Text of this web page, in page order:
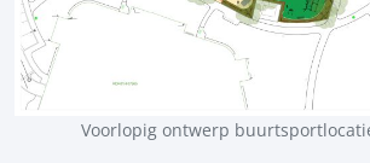
Voorlopig ontwerp